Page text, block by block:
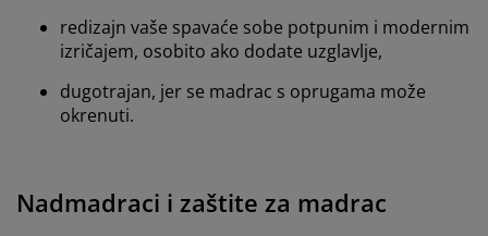
redizajn vaše spavaće sobe potpunim i modernim
izričajem, osobito ako dodate uzglavlje,
dugotrajan, jer se madrac s oprugama može
okrenuti.
Nadmadraci i zaštite za madrac